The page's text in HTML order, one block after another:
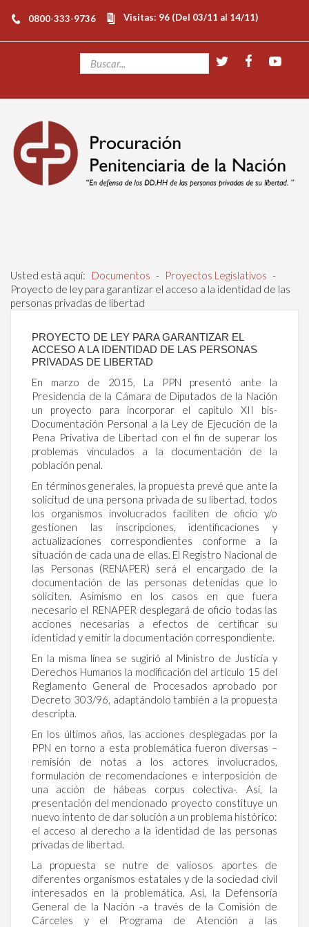
0800-333-9736 Visitas: 96 (Del 03/11 al 14/11)
Usted está aquí: Documentos - Proyectos Legislativos -
Proyecto de ley para garantizar el acceso a la identidad de las
personas privadas de libertad
PROYECTO DE LEY PARA GARANTIZAR EL
ACCESO A LA IDENTIDAD DE LAS PERSONAS
PRIVADAS DE LIBERTAD
En marzo de 2015, La PPN presentó ante la
Presidencia de la Cámara de Diputados de la Nación
un proyecto para incorporar el capítulo XII bis-
Documentación Personal a la Ley de Ejecución de la
Pena Privativa de Libertad con el fin de superar los
problemas vinculados a la documentación de la
población penal.
En términos generales, la propuesta prevé que ante la
solicitud de una persona privada de su libertad, todos
los organismos involucrados faciliten de oficio y/o
gestionen las inscripciones, identificaciones y
actualizaciones correspondientes conforme a la
situación de cada una de ellas. El Registro Nacional de
las Personas (RENAPER) será el encargado de la
documentación de las personas detenidas que lo
soliciten. Asimismo en los casos en que fuera
necesario el RENAPER desplegará de oficio todas las
acciones necesarias a efectos de certificar su
identidad y emitir la documentación correspondiente.
En la misma línea se sugirió al Ministro de Justicia y
Derechos Humanos la modificación del artículo 15 del
Reglamento General de Procesados aprobado por
Decreto 303/96, adaptándolo también a la propuesta
descripta.
En los últimos años, las acciones desplegadas por la
PPN en torno a esta problemática fueron diversas –
remisión de notas a los actores involucrados,
formulación de recomendaciones e interposición de
una acción de hábeas corpus colectiva-. Así, la
presentación del mencionado proyecto constituye un
nuevo intento de dar solución a un problema histórico:
el acceso al derecho a la identidad de las personas
privadas de libertad.
La propuesta se nutre de valiosos aportes de
diferentes organismos estatales y de la sociedad civil
interesados en la problemática. Así, la Defensoría
General de la Nación -a través de la Comisión de
Cárceles y el Programa de Atención a las